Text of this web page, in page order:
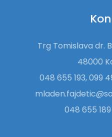
Trg Tomislava dr.
48000
048 655 193, 099
048 655